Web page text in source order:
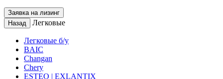
Заявка на лизинг
Назад
Легковые
Легковые б/у
BAIC
Changan
Chery
ESTEO | EXLANTIX